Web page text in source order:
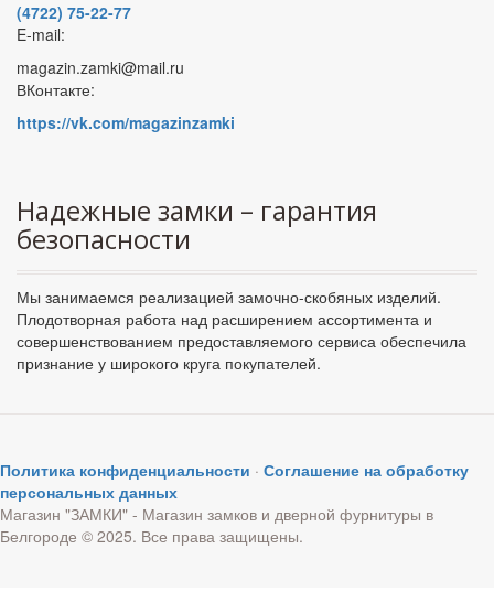
(4722) 75-22-77
E-mail:
magazin.zamki@mail.ru
ВКонтакте:
https://vk.com/magazinzamki
Надежные замки – гарантия
безопасности
Мы занимаемся реализацией замочно-скобяных изделий.
Плодотворная работа над расширением ассортимента и
совершенствованием предоставляемого сервиса обеспечила
признание у широкого круга покупателей.
Политика конфиденциальности · Соглашение на обработку
персональных данных
Магазин "ЗАМКИ" - Магазин замков и дверной фурнитуры в
Белгороде © 2025. Все права защищены.